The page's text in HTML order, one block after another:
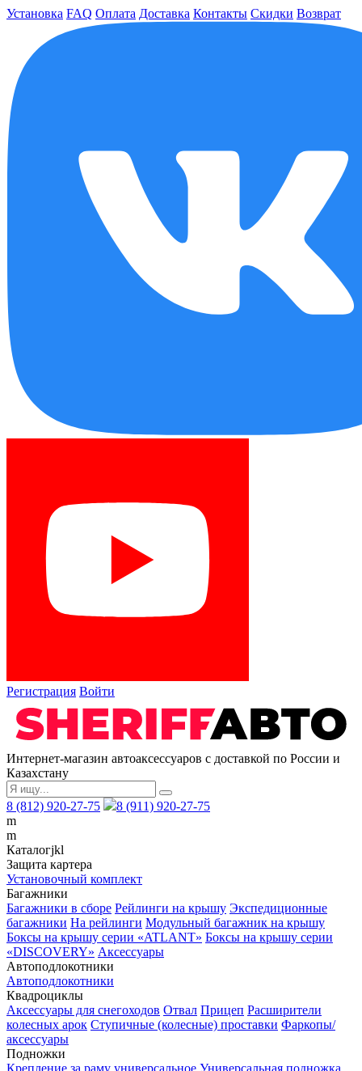
Установка FAQ Оплата Доставка Контакты Скидки Возврат
Регистрация Войти
Интернет-магазин автоаксессуаров с доставкой по России и
Казахстану
8 (812) 920-27-75
8 (911) 920-27-75
m
m
Каталогjkl
Защита картера
Установочный комплект
Багажники
Багажники в сборе Рейлинги на крышу Экспедиционные
багажники На рейлинги Модульный багажник на крышу
Боксы на крышу серии «ATLANT» Боксы на крышу серии
«DISCOVERY» Аксессуары
Автоподлокотники
Автоподлокотники
Квадроциклы
Аксессуары для снегоходов Отвал Прицеп Расширители
колесных арок Ступичные (колесные) проставки Фаркопы/
аксессуары
Подножки